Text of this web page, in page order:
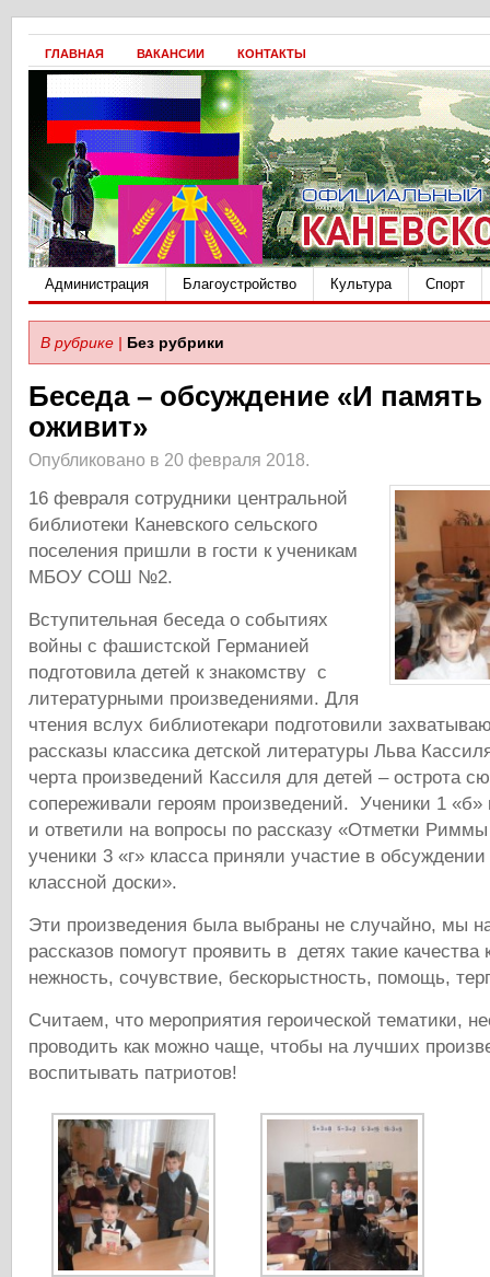
ГЛАВНАЯ ВАКАНСИИ КОНТАКТЫ
Администрация Благоустройство Культура Спорт
В рубрике | Без рубрики
Беседа – обсуждение «И память
оживит»
Опубликовано в 20 февраля 2018.
16 февраля сотрудники центральной
библиотеки Каневского сельского
поселения пришли в гости к ученикам
МБОУ СОШ №2.
Вступительная беседа о событиях
войны с фашистской Германией
подготовила детей к знакомству с
литературными произведениями. Для
чтения вслух библиотекари подготовили
рассказы классика детской литературы Льва
черта произведений Кассиля для детей – острота
сопереживали героям произведений. Ученики 1
и ответили на вопросы по рассказу «Отметки
ученики 3 «г» класса приняли участие в обсуждении
классной доски».
Эти произведения была выбраны не случайно, мы
рассказов помогут проявить в детях такие качества
нежность, сочувствие, бескорыстность, помощь,
Считаем, что мероприятия героической тематики,
проводить как можно чаще, чтобы на лучших
воспитывать патриотов!